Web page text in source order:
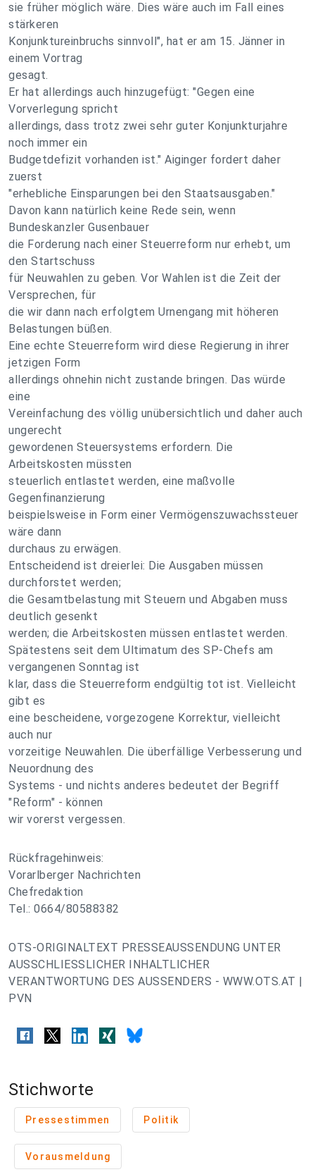
sie früher möglich wäre. Dies wäre auch im Fall eines
stärkeren
Konjunktureinbruchs sinnvoll", hat er am 15. Jänner in
einem Vortrag
gesagt.
Er hat allerdings auch hinzugefügt: "Gegen eine
Vorverlegung spricht
allerdings, dass trotz zwei sehr guter Konjunkturjahre
noch immer ein
Budgetdefizit vorhanden ist." Aiginger fordert daher
zuerst
"erhebliche Einsparungen bei den Staatsausgaben."
Davon kann natürlich keine Rede sein, wenn
Bundeskanzler Gusenbauer
die Forderung nach einer Steuerreform nur erhebt, um
den Startschuss
für Neuwahlen zu geben. Vor Wahlen ist die Zeit der
Versprechen, für
die wir dann nach erfolgtem Urnengang mit höheren
Belastungen büßen.
Eine echte Steuerreform wird diese Regierung in ihrer
jetzigen Form
allerdings ohnehin nicht zustande bringen. Das würde
eine
Vereinfachung des völlig unübersichtlich und daher auch
ungerecht
gewordenen Steuersystems erfordern. Die
Arbeitskosten müssten
steuerlich entlastet werden, eine maßvolle
Gegenfinanzierung
beispielsweise in Form einer Vermögenszuwachssteuer
wäre dann
durchaus zu erwägen.
Entscheidend ist dreierlei: Die Ausgaben müssen
durchforstet werden;
die Gesamtbelastung mit Steuern und Abgaben muss
deutlich gesenkt
werden; die Arbeitskosten müssen entlastet werden.
Spätestens seit dem Ultimatum des SP-Chefs am
vergangenen Sonntag ist
klar, dass die Steuerreform endgültig tot ist. Vielleicht
gibt es
eine bescheidene, vorgezogene Korrektur, vielleicht
auch nur
vorzeitige Neuwahlen. Die überfällige Verbesserung und
Neuordnung des
Systems - und nichts anderes bedeutet der Begriff
"Reform" - können
wir vorerst vergessen.
Rückfragehinweis:
Vorarlberger Nachrichten
Chefredaktion
Tel.: 0664/80588382
OTS-ORIGINALTEXT PRESSEAUSSENDUNG UNTER
AUSSCHLIESSLICHER INHALTLICHER
VERANTWORTUNG DES AUSSENDERS - WWW.OTS.AT |
PVN
Stichworte
Pressestimmen Politik
Vorausmeldung